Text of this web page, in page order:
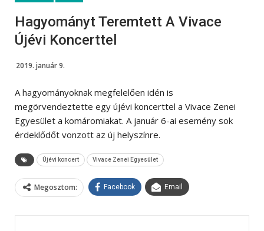
Hagyományt Teremtett A Vivace
Újévi Koncerttel
2019. január 9.
A hagyományoknak megfelelően idén is
megörvendeztette egy újévi koncerttel a Vivace Zenei
Egyesület a komáromiakat. A január 6-ai esemény sok
érdeklődőt vonzott az új helyszínre.
Újévi koncert Vivace Zenei Egyesület
Megosztom: Facebook Email